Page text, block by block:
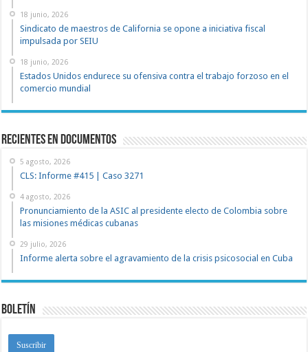
18 junio, 2026
Sindicato de maestros de California se opone a iniciativa fiscal
impulsada por SEIU
18 junio, 2026
Estados Unidos endurece su ofensiva contra el trabajo forzoso en el
comercio mundial
recientes en documentos
5 agosto, 2026
CLS: Informe #415 | Caso 3271
4 agosto, 2026
Pronunciamiento de la ASIC al presidente electo de Colombia sobre
las misiones médicas cubanas
29 julio, 2026
Informe alerta sobre el agravamiento de la crisis psicosocial en Cuba
Boletín